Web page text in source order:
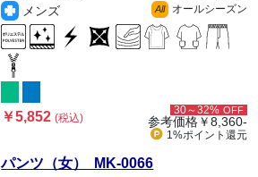
メンズ
All オールシーズン
￥5,852(税込)
30～32% OFF
参考価格￥8,360-
1%ポイント 還元
パンツ（女） MK-0066